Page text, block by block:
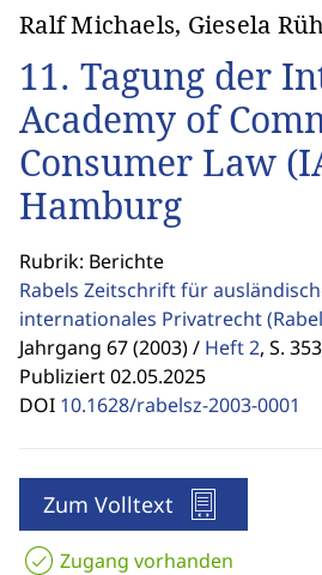
Ralf Michaels, Giesela
11. Tagung der
Academy of
Consumer Law
Hamburg
Rubrik: Berichte
Rabels Zeitschrift für
internationales Privatrecht
Jahrgang 67 (2003) / Heft 2, S.
Publiziert 02.05.2025
DOI 10.1628/rabelsz-2003-0001
Zum Volltext
Zugang vorhanden